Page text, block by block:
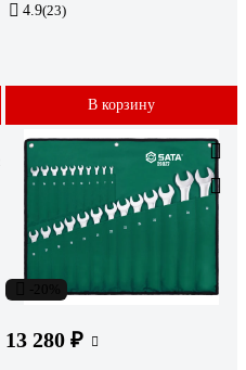
4.9(23)
В корзину
13 280 ₽